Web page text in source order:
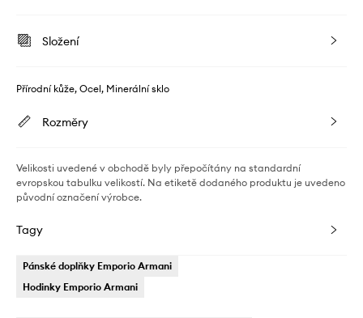
Složení
Přírodní kůže, Ocel, Minerální sklo
Rozměry
Velikosti uvedené v obchodě byly přepočítány na standardní
evropskou tabulku velikostí. Na etiketě dodaného produktu je uvedeno
původní označení výrobce.
Tagy
Pánské doplňky Emporio Armani
Hodinky Emporio Armani